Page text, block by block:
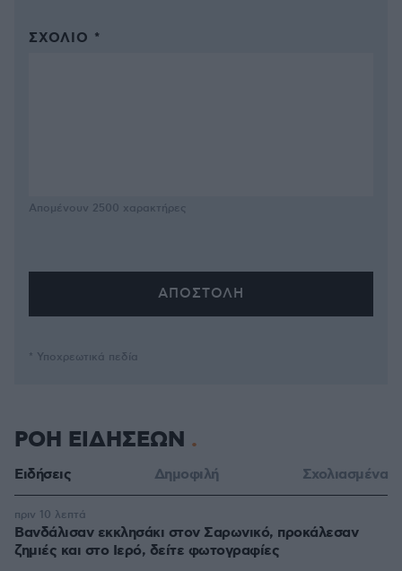
ΣΧΌΛΙΟ *
Απομένουν 2500 χαρακτήρες
* Υποχρεωτικά πεδία
ΡΟΗ ΕΙΔΗΣΕΩΝ
Ειδήσεις Δημοφιλή Σχολιασμένα
Βανδάλισαν εκκλησάκι στον Σαρωνικό, προκάλεσαν
ζημιές και στο Ιερό, δείτε φωτογραφίες
πριν 10 λεπτά